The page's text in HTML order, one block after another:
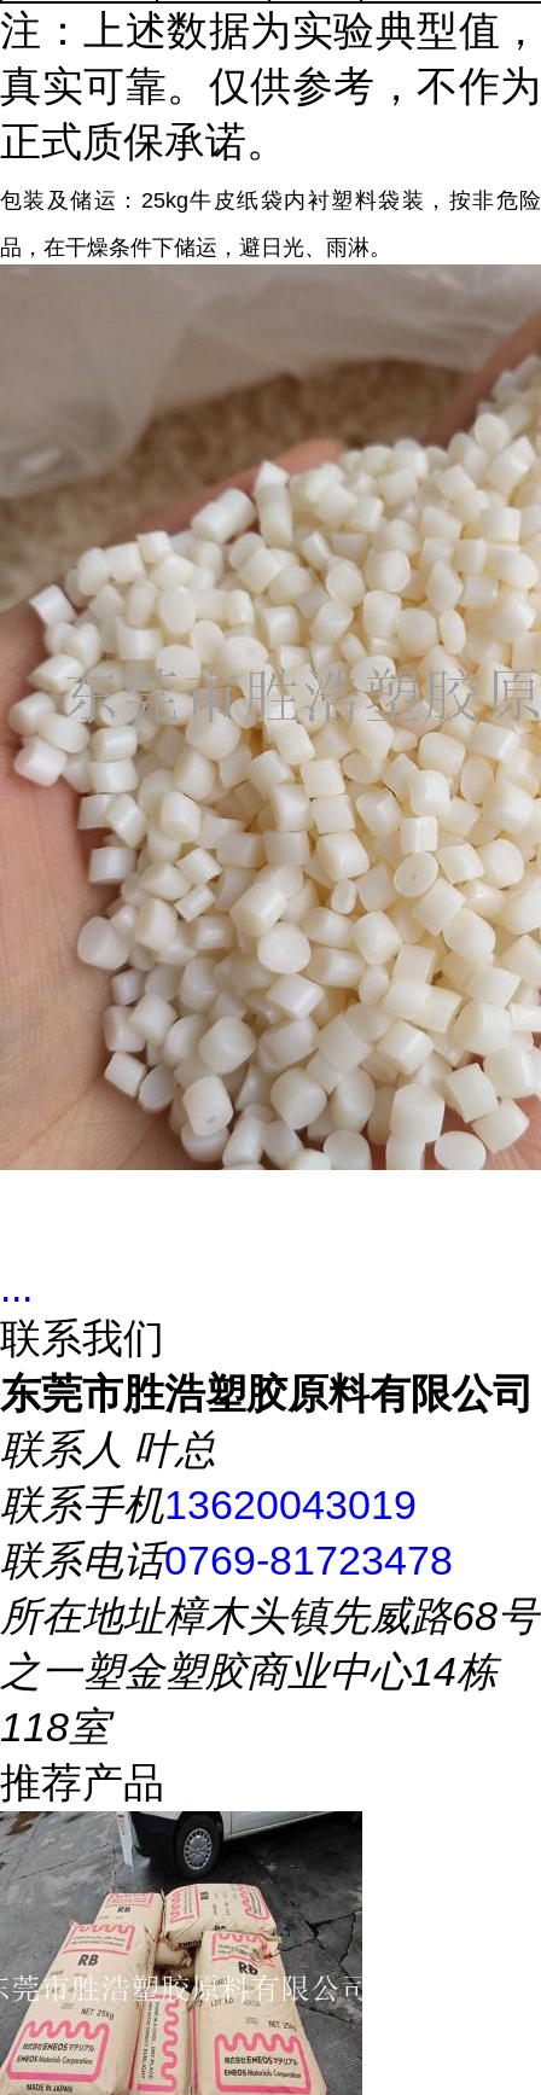
注：上述数据为实验典型值，
真实可靠。仅供参考，不作为
正式质保承诺。
包装及储运：25kg牛皮纸袋内衬塑料袋装，按非危险
品，在干燥条件下储运，避日光、雨淋。
...
联系我们
东莞市胜浩塑胶原料有限公司
联系人 叶总
联系手机13620043019
联系电话0769-81723478
所在地址樟木头镇先威路68号
之一塑金塑胶商业中心14栋
118室
推荐产品